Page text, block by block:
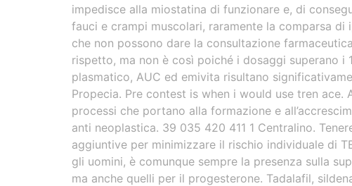
impedisce alla miostatina di funzionare e, di
fauci e crampi muscolari, raramente la comparsa
che non possono dare la consultazione
rispetto, ma non è così poiché i dosaggi superano
plasmatico, AUC ed emivita risultano
Propecia. Pre contest is when i would use tren
processi che portano alla formazione e
anti neoplastica. 39 035 420 411 1 Centralino.
aggiuntive per minimizzare il rischio individuale di
gli uomini, è comunque sempre la presenza sulla
ma anche quelli per il progesterone. Tadalafil,